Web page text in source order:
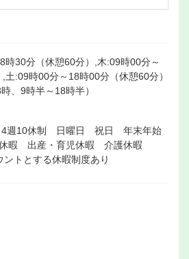
時30分（休憩60分）,木:09時00分～
:09時00分～18時00分（休憩60分）
、9時半～18時半）
週10休制 日曜日 祝日 年末年始
暇 出産・育児休暇 介護休暇
トとする休暇制度あり